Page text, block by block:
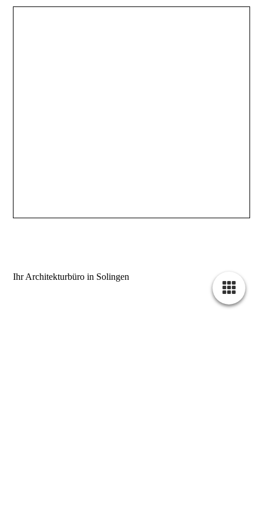
Ihr Architekturbüro in Solingen